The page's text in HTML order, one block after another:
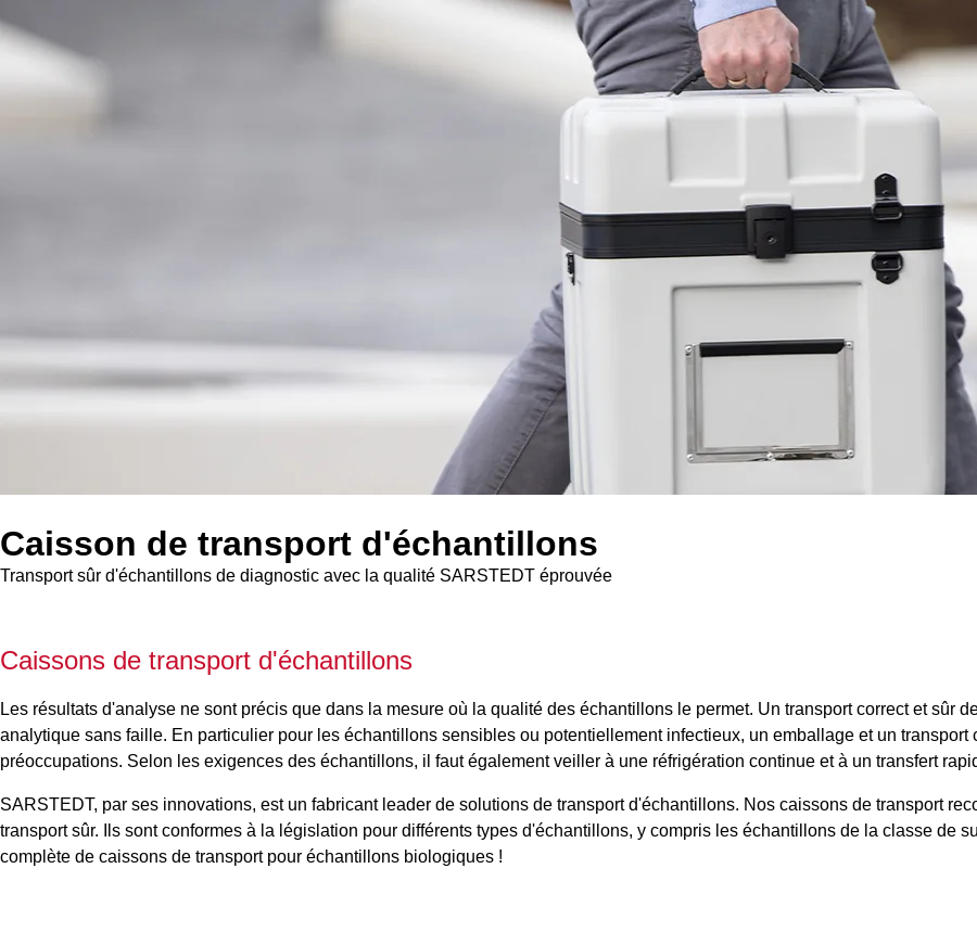
Caisson de transport d'échantillons
Transport sûr d'échantillons de diagnostic avec la qualité SARSTEDT éprouvée
Caissons de transport d'échantillons
Les résultats d'analyse ne sont précis que dans la mesure où la qualité des échantillons le permet. Un transport correct et sûr
analytique sans faille. En particulier pour les échantillons sensibles ou potentiellement infectieux, un emballage et un
préoccupations. Selon les exigences des échantillons, il faut également veiller à une réfrigération continue et à un transfert
SARSTEDT, par ses innovations, est un fabricant leader de solutions de transport d'échantillons. Nos caissons de transport
transport sûr. Ils sont conformes à la législation pour différents types d'échantillons, y compris les échantillons de la classe de
complète de caissons de transport pour échantillons biologiques !